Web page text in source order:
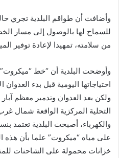
وأضافت أن طواقم البلدية تجري
للسماح لها بالوصول إلى مسار
من سلامته، تمهيدا لإعادة توفير
ولكن بعد العدوان وتدمير معظم
التحلية المركزية الواقعة شمال
على مياه “ميكروت” علما بأن هذه
خزانات محمولة على الشاحنات